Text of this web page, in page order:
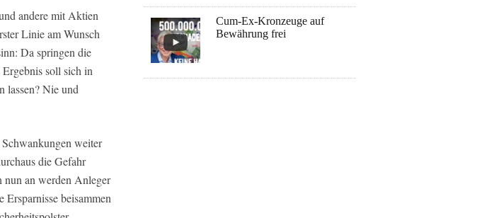
andere mit Aktien
Linie am Wunsch
Da springen die
soll sich in
lassen? Nie und
weiter
die Gefahr
nun an werden Anleger
beisammen
Cum-Ex-Kronzeuge auf
Bewährung frei